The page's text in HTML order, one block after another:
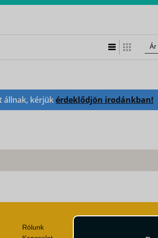
állnak, kérjükérdeklődjön irodánkban!
Rólunk